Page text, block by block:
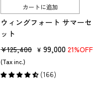
カートに追加
ウィングフォート サマーセ
ット
販
売
価
¥125,400 セ
ル
¥ 99,000 21%OFF
(Tax inc.)
(166)